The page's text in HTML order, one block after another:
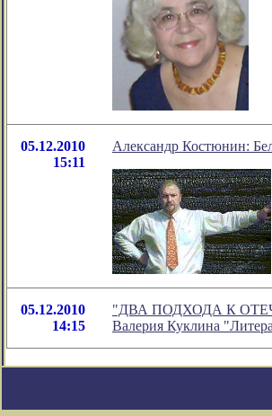
05.12.2010
15:11
Александр Костюнин:
05.12.2010
14:15
"ДВА ПОДХОДА К
Валерия Куклина